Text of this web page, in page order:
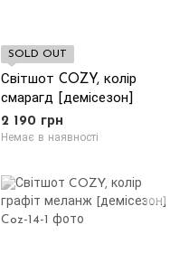
SOLD OUT
Світшот COZY, колір
смарагд [демісезон]
2 190 грн
Немає в наявності